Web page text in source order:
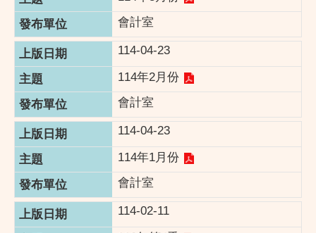
會計室
114-04-23
114年2月份
會計室
114-04-23
114年1月份
會計室
114-02-11